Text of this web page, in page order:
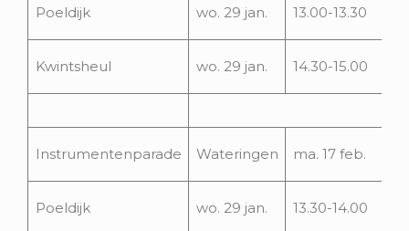
Poeldijk wo. 29 jan. 13.00-13.30
Kwintsheul wo. 29 jan. 14.30-15.00
Instrumentenparade Wateringen ma. 17 feb.
Poeldijk wo. 29 jan. 13.30-14.00